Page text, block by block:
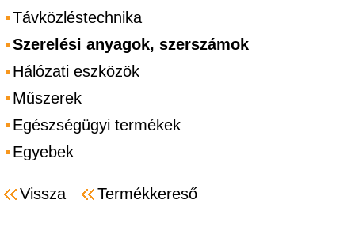
Távközléstechnika
Szerelési anyagok, szerszámok
Hálózati eszközök
Műszerek
Egészségügyi termékek
Egyebek
Vissza Termékkereső